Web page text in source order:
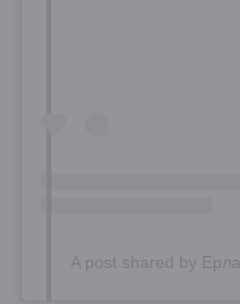
A post shared by